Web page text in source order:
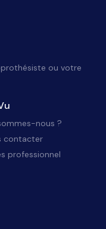
ou votre
nous ?
contacter
professionnel